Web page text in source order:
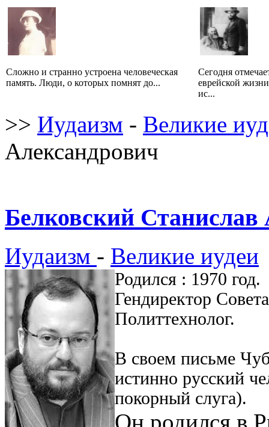
Сложно и странно устроена человеческая
память. Люди, о которых помнят до...
Сегодня
еврейской
ис...
>> Иудаизм - Великие
Александрович
Белковский Станислав
Иудаизм - Великие иудеи
Родился : 1970 год.
Гендиректор
Политтехнолог.
В своем письме
истинно русский
покорный слуга).